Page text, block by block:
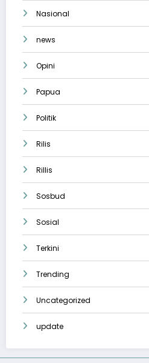
Nasional
news
Opini
Papua
Politik
Rilis
Rillis
Sosbud
Sosial
Terkini
Trending
Uncategorized
update